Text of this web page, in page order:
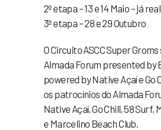
2ª etapa – 13 e 14 Maio – já
3ª etapa – 28 e 29 Outubro
O Circuito ASCC Super
Almada Forum presented by
powered by Native Açaí e Go
os patrocínios do Almada
Native Açaí, Go Chill, 58 Surf,
e Marcelino Beach Club.